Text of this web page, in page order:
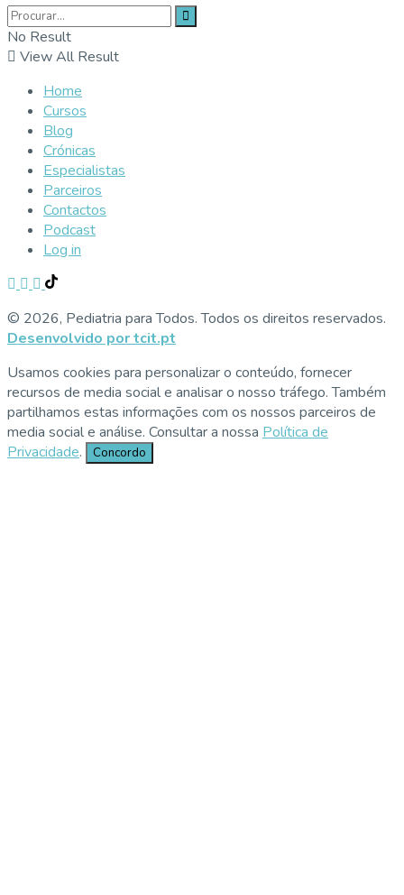
No Result
View All Result
Home
Cursos
Blog
Crónicas
Especialistas
Parceiros
Contactos
Podcast
Log in
© 2026, Pediatria para Todos. Todos os direitos reservados.
Desenvolvido por tcit.pt
Usamos cookies para personalizar o conteúdo, fornecer
recursos de media social e analisar o nosso tráfego. Também
partilhamos estas informações com os nossos parceiros de
media social e análise. Consultar a nossa Política de
Privacidade. Concordo